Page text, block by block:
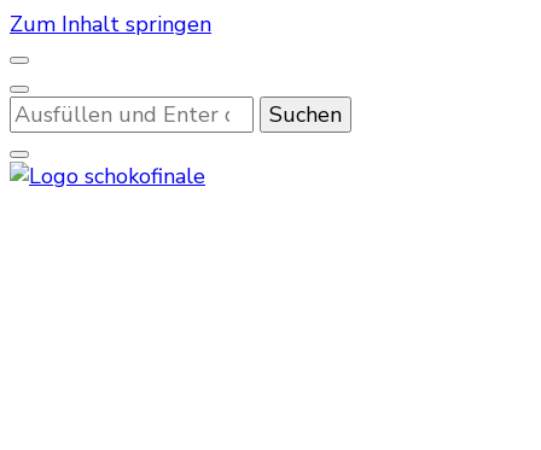
Zum Inhalt springen
Suchst
du
nach
etwas?